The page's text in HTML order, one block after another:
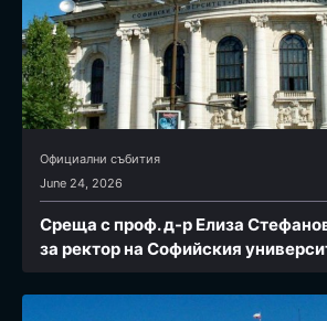
Официални събития
June 24, 2026
Среща с проф. д-р Елиза
за ректор на Софийския